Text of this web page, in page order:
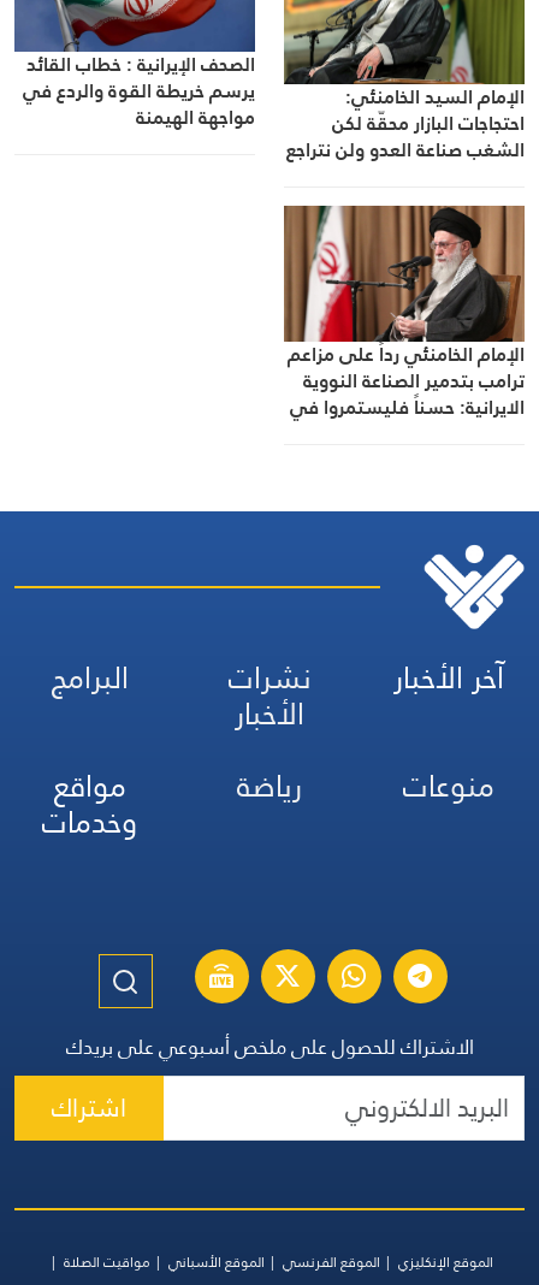
الإمام السيد الخامنئي:
احتجاجات البازار محقّة لكن
الشغب صناعة العدو ولن نتراجع
الصحف الإيرانية : خطاب القائد
يرسم خريطة القوة والردع في
مواجهة الهيمنة
الإمام الخامنئي رداً على مزاعم
ترامب بتدمير الصناعة النووية
الايرانية: حسناً فليستمروا في
آخر الأخبار نشرات
الأخبار
البرامج
منوعات
رياضة مواقع
وخدمات
الاشتراك للحصول على ملخص أسبوعي على بريدك
اشتراك
الموقع الإنكليزي الموقع الفرنسي الموقع الأسباني
مواقيت الصلاة